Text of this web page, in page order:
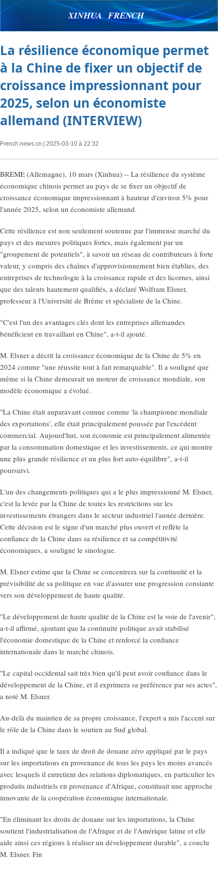
XINHUA FRENCH
La résilience économique permet
à la Chine de fixer un objectif de
croissance impressionnant pour
2025, selon un économiste
allemand (INTERVIEW)
French.news.cn | 2025-03-10 à 22:32
BREME (Allemagne), 10 mars (Xinhua) -- La résilience du système
économique chinois permet au pays de se fixer un objectif de
croissance économique impressionnant à hauteur d'environ 5% pour
l'année 2025, selon un économiste allemand.
Cette résilience est non seulement soutenue par l'immense marché du
pays et des mesures politiques fortes, mais également par un
"groupement de potentiels", à savoir un réseau de contributeurs à forte
valeur, y compris des chaînes d'approvisionnement bien établies, des
entreprises de technologie à la croissance rapide et des licornes, ainsi
que des talents hautement qualifiés, a déclaré Wolfram Elsner,
professeur à l'Université de Brême et spécialiste de la Chine.
"C'est l'un des avantages clés dont les entreprises allemandes
bénéficient en travaillant en Chine", a-t-il ajouté.
M. Elsner a décrit la croissance économique de la Chine de 5% en
2024 comme "une réussite tout à fait remarquable". Il a souligné que
même si la Chine demeurait un moteur de croissance mondiale, son
modèle économique a évolué.
"La Chine était auparavant connue comme 'la championne mondiale
des exportations', elle était principalement poussée par l'excédent
commercial. Aujourd'hui, son économie est principalement alimentée
par la consommation domestique et les investissements, ce qui montre
une plus grande résilience et un plus fort auto-équilibre", a-t-il
poursuivi.
L'un des changements politiques qui a le plus impressionné M. Elsner,
c'est la levée par la Chine de toutes les restrictions sur les
investissements étrangers dans le secteur industriel l'année dernière.
Cette décision est le signe d'un marché plus ouvert et reflète la
confiance de la Chine dans sa résilience et sa compétitivité
économiques, a souligné le sinologue.
M. Elsner estime que la Chine se concentrera sur la continuité et la
prévisibilité de sa politique en vue d'assurer une progression constante
vers son développement de haute qualité.
"Le développement de haute qualité de la Chine est la voie de l'avenir",
a-t-il affirmé, ajoutant que la continuité politique avait stabilisé
l'économie domestique de la Chine et renforcé la confiance
internationale dans le marché chinois.
"Le capital occidental sait très bien qu'il peut avoir confiance dans le
développement de la Chine, et il exprimera sa préférence par ses actes",
a noté M. Elsner.
Au-delà du maintien de sa propre croissance, l'expert a mis l'accent sur
le rôle de la Chine dans le soutien au Sud global.
Il a indiqué que le taux de droit de douane zéro appliqué par le pays
sur les importations en provenance de tous les pays les moins avancés
avec lesquels il entretient des relations diplomatiques, en particulier les
produits industriels en provenance d'Afrique, constituait une approche
innovante de la coopération économique internationale.
"En éliminant les droits de douane sur les importations, la Chine
soutient l'industrialisation de l'Afrique et de l'Amérique latine et elle
aide ainsi ces régions à réaliser un développement durable", a conclu
M. Elsner. Fin